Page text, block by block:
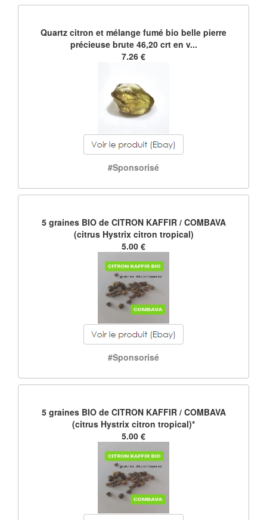
Quartz citron et mélange fumé bio belle pierre
précieuse brute 46,20 crt en v...
7.26 €
#Sponsorisé
5 graines BIO de CITRON KAFFIR / COMBAVA
(citrus Hystrix citron tropical)
5.00 €
#Sponsorisé
5 graines BIO de CITRON KAFFIR / COMBAVA
(citrus Hystrix citron tropical)*
5.00 €